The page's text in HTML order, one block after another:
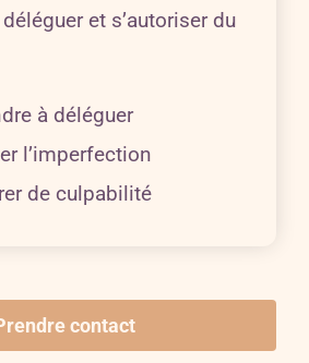
et s’autoriser du
à déléguer
l’imperfection
de culpabilité
contact